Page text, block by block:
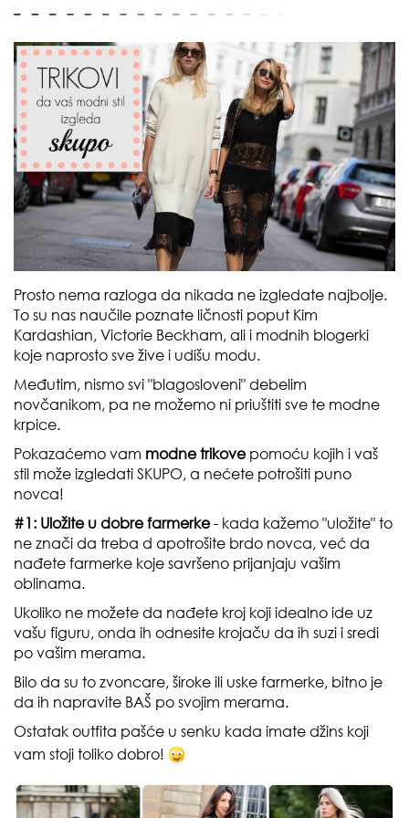
Prosto nema razloga da nikada ne izgledate najbolje.
To su nas naučile poznate ličnosti poput Kim
Kardashian, Victorie Beckham, ali i modnih blogerki
koje naprosto sve žive i udišu modu.
Međutim, nismo svi "blagosloveni" debelim
novčanikom, pa ne možemo ni priuštiti sve te modne
krpice.
Pokazaćemo vam modne trikovepomoću kojih i vaš
stil može izgledati SKUPO, a nećete potrošiti puno
novca!
#1: Uložite u dobre farmerke- kada kažemo "uložite" to
ne znači da treba d apotrošite brdo novca, već da
nađete farmerke koje savršeno prijanjaju vašim
oblinama.
Ukoliko ne možete da nađete kroj koji idealno ide uz
vašu figuru, onda ih odnesite krojaču da ih suzi i sredi
po vašim merama.
Bilo da su to zvoncare, široke ili uske farmerke, bitno je
da ih napravite BAŠ po svojim merama.
Ostatak outfita pašće u senku kada imate džins koji
vam stoji toliko dobro!